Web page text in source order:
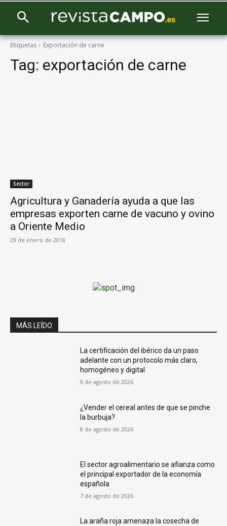
Etiquetas Exportación de carne
Tag: exportación de carne
Sector
Agricultura y Ganadería ayuda a que las
empresas exporten carne de vacuno y ovino
a Oriente Medio
29 de enero de 2018
MÁS LEÍDO
La certificación del ibérico da un paso
adelante con un protocolo más claro,
homogéneo y digital
9 de agosto de 2026
¿Vender el cereal antes de que se pinche
la burbuja?
8 de agosto de 2026
El sector agroalimentario se afianza como
el principal exportador de la economía
española
7 de agosto de 2026
La araña roja amenaza la cosecha de